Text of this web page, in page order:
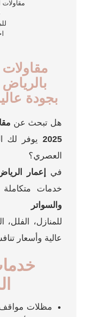
مقاولات
بجودة
هل تبحث عن
2025 يوفر لك
العصري؟
في
إعمار
خدمات
والسواتر
للمنازل، الفلل،
عالية وأسعار